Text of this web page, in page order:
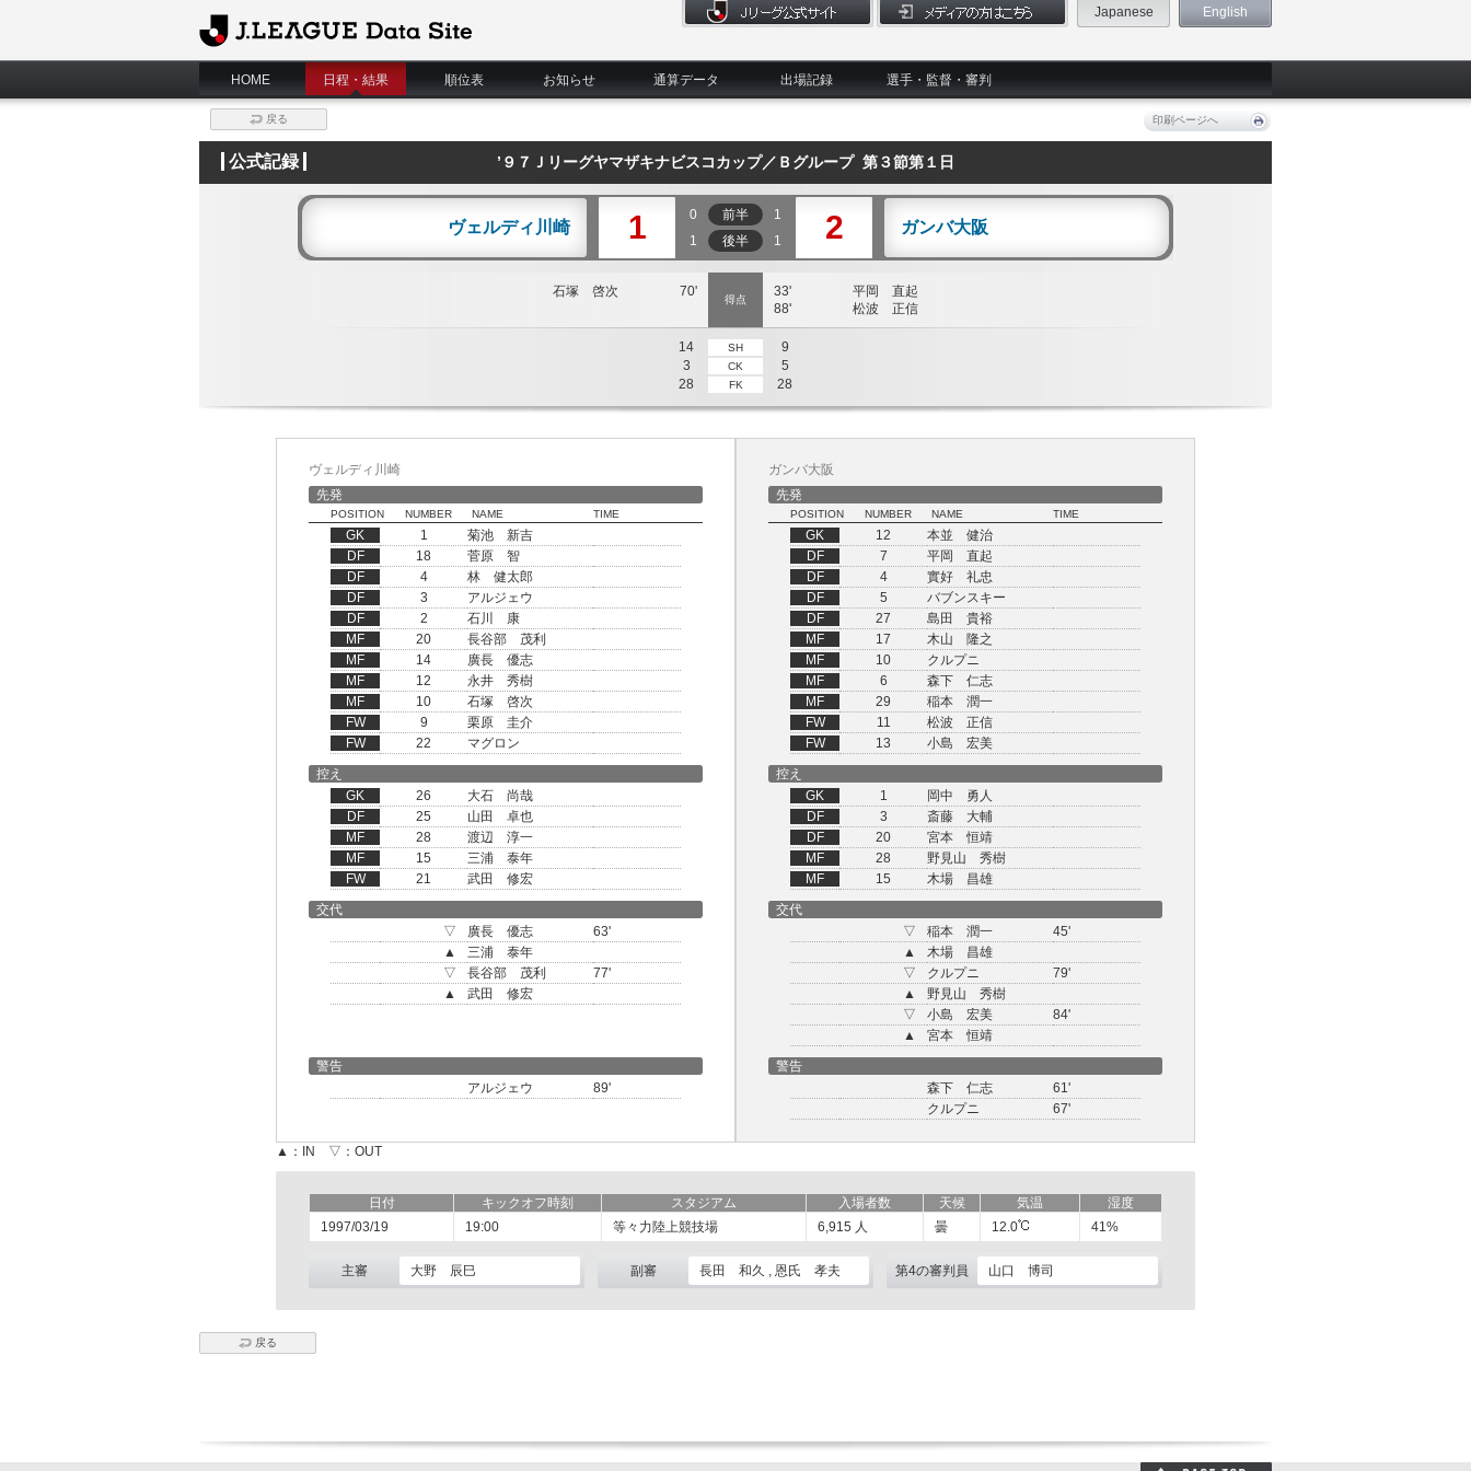
J.League Data Site
Japanese English
HOME 日程・結果 順位表 お知らせ 通算データ 出場記録 選手・監督・審判
戻る 印刷ページへ
公式記録 ’９７Ｊリーグヤマザキナビスコカップ／Ｂグループ 第３節第１日
ヴェルディ川崎 1 0 前半
1
1
後半 1 2 ガンバ大阪
石塚 啓次 70'
得点
33'
平岡 直起
88'
松波 正信
14 SH
9
3
CK
5
28
FK 28
ヴェルディ川崎
先発
POSITION NUMBER NAME TIME
GK 1
菊池 新吉
DF
18
菅原 智
DF
4
林 健太郎
DF
3
アルジェウ
DF
2
石川 康
MF
20
長谷部 茂利
MF
14
廣長 優志
MF
12
永井 秀樹
MF
10
石塚 啓次
FW
9
栗原 圭介
FW
22 マグロン
ガンバ大阪
先発
POSITION NUMBER NAME TIME
GK 12
本並 健治
DF
7
平岡 直起
DF
4
實好 礼忠
DF
5
バブンスキー
DF
27
島田 貴裕
MF
17
木山 隆之
MF
10
クルプニ
MF
6
森下 仁志
MF
29
稲本 潤一
FW
11
松波 正信
FW
13
小島 宏美
控え
GK
26
大石 尚哉
DF
25
山田 卓也
MF
28
渡辺 淳一
MF
15
三浦 泰年
FW
21 武田 修宏
控え
GK
1
岡中 勇人
DF
3
斎藤 大輔
DF
20
宮本 恒靖
MF
28
野見山 秀樹
MF
15
木場 昌雄
交代
▽
廣長 優志
63'
▲
三浦 泰年
▽
長谷部 茂利
77'
▲
武田 修宏
交代
▽
稲本 潤一
45'
▲
木場 昌雄
▽
クルプニ
79'
▲
野見山 秀樹
▽
小島 宏美
84'
▲
宮本 恒靖
警告
アルジェウ
89'
警告
森下 仁志
61'
クルプニ
67'
▲：IN ▽：OUT
日付 キックオフ時刻 スタジアム 入場者数 天候 気温
湿度
1997/03/19
19:00 等々力陸上競技場 6,915 人 曇 12.0 41%
主審 大野 辰巳 副審 長田 和久 , 恩氏 孝夫 第4の審判員 山口 博司
戻る